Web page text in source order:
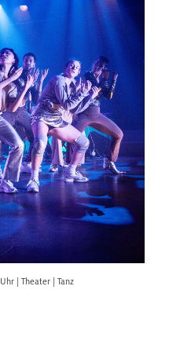
Uhr |Theater | Tanz